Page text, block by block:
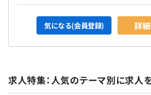
気になる(会員登録) 詳
求人特集：人気のテーマ別に求人